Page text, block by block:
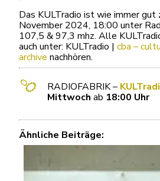
Das KULTradio ist wie immer gut
November 2024, 18:00 unter
107,5 & 97,3 mhz. Alle
auch unter: KULTradio | cba –
archive nachhören.
RADIOFABRIK –
Mittwoch ab 18:00 Uhr
Ähnliche Beiträge: